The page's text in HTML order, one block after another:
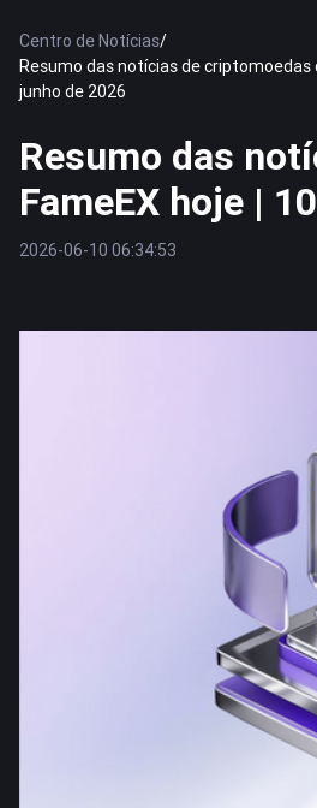
Centro de Notícias/
Resumo das notícias de criptomoedas
junho de 2026
Resumo das
FameEX hoje |
2026-06-10 06:34:53